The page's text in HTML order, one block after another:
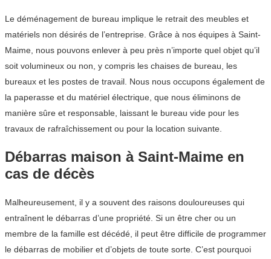
Le déménagement de bureau implique le retrait des meubles et
matériels non désirés de l’entreprise. Grâce à nos équipes à Saint-
Maime, nous pouvons enlever à peu près n’importe quel objet qu’il
soit volumineux ou non, y compris les chaises de bureau, les
bureaux et les postes de travail. Nous nous occupons également de
la paperasse et du matériel électrique, que nous éliminons de
manière sûre et responsable, laissant le bureau vide pour les
travaux de rafraîchissement ou pour la location suivante.
Débarras maison à Saint-Maime en
cas de décès
Malheureusement, il y a souvent des raisons douloureuses qui
entraînent le débarras d’une propriété. Si un être cher ou un
membre de la famille est décédé, il peut être difficile de programmer
le débarras de mobilier et d’objets de toute sorte. C’est pourquoi